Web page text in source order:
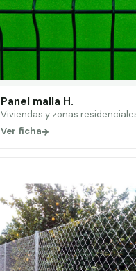
Panel malla H.
Viviendas y zonas
Ver ficha